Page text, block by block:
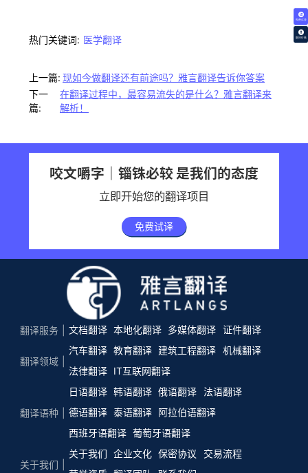
免费试译
翻译价格
热门关键词: 医学翻译
上一篇: 现如今做翻译还有前途吗？雅言翻译告诉你答案
下一
篇:
在翻译过程中，最容易流失的是什么？雅言翻译来
解析！
咬文嚼字｜锱铢必较 是我们的态度
立即开始您的翻译项目
免费试译
翻译服务 文档翻译 本地化翻译 多媒体翻译 证件翻译
翻译领域
汽车翻译 教育翻译 建筑工程翻译 机械翻译
法律翻译
IT互联网翻译
翻译语种
日语翻译 韩语翻译 俄语翻译
法语翻译
德语翻译 泰语翻译 阿拉伯语翻译
西班牙语翻译 葡萄牙语翻译
关于我们
关于我们 企业文化 保密协议
交易流程